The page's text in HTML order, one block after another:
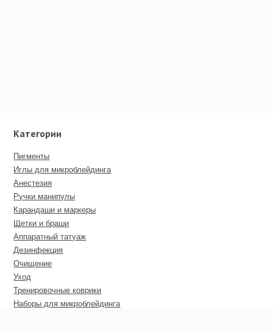
Категории
Пигменты
Иглы для микроблейдинга
Анестезия
Ручки манипулы
Карандаши и маркеры
Щетки и браши
Аппаратный татуаж
Дезинфекция
Очищение
Уход
Тренировочные коврики
Наборы для микроблейдинга